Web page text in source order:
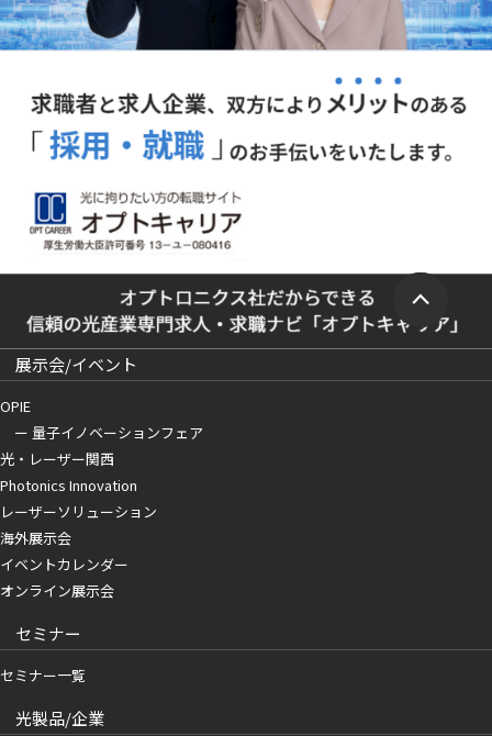
展示会/イベント
OPIE
ー 量子イノベーションフェア
光・レーザー関西
Photonics Innovation
レーザーソリューション
海外展示会
イベントカレンダー
オンライン展示会
セミナー
セミナー一覧
光製品/企業